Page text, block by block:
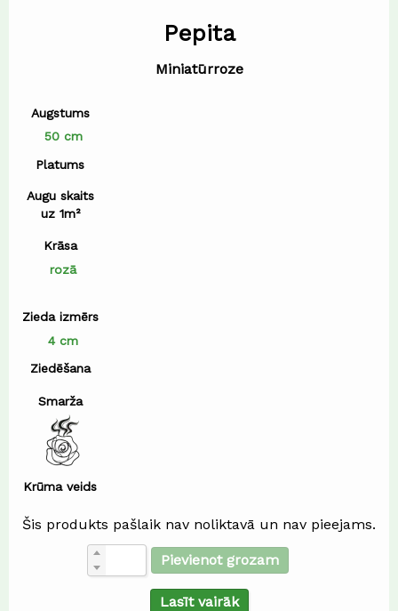
Pepita
Miniatūrroze
Augstums
50 cm
Platums
Augu skaits
uz 1m²
Krāsa
rozā
Zieda izmērs
4 cm
Ziedēšana
Smarža
Krūma veids
Šis produkts pašlaik nav noliktavā un nav pieejams.
Pievienot grozam
Lasīt vairāk